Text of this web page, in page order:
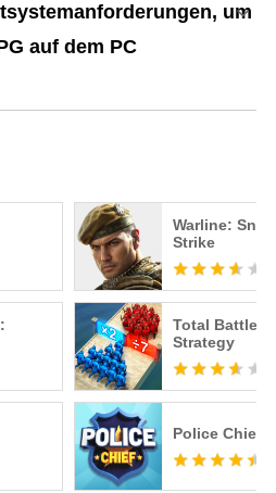
um
auf dem PC
Warline:
Strike
Total Battle:
Strategy
Police Chief